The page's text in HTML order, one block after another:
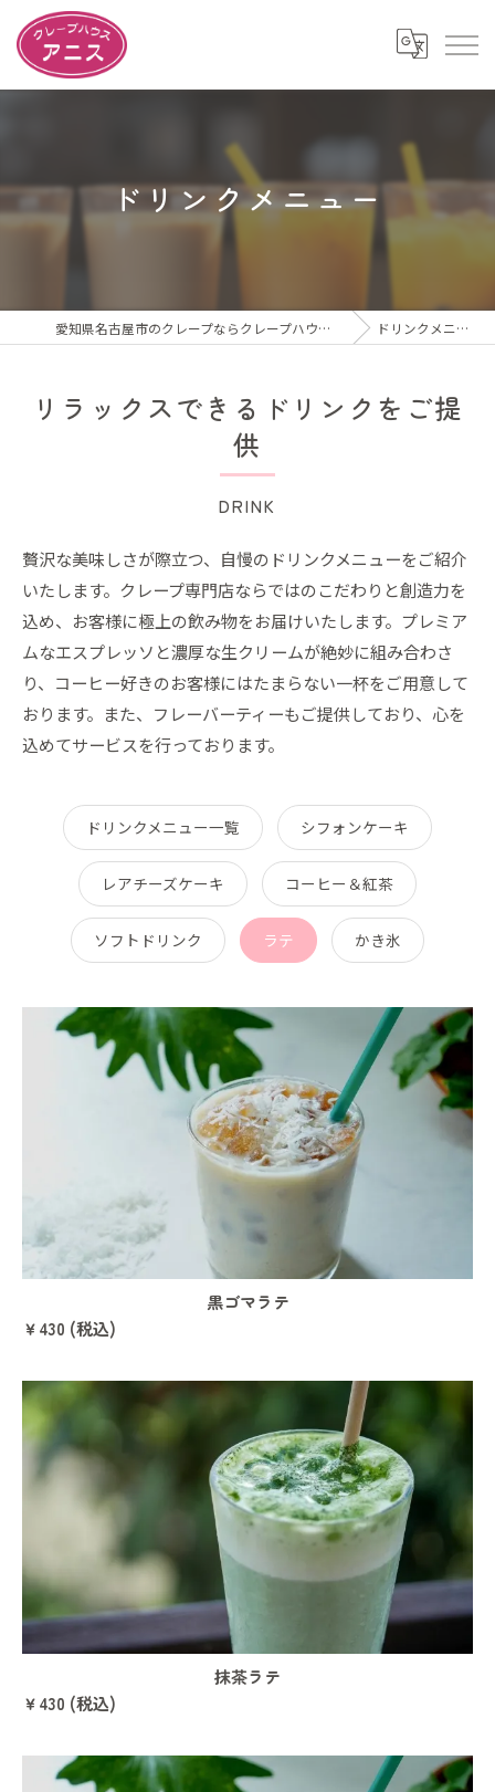
ドリンクメニュー
愛知県名古屋市のクレープならクレープハウスアニス ドリンクメニュー
リラックスできるドリンクをご提
供
DRINK
贅沢な美味しさが際立つ、自慢のドリンクメニューをご紹介
いたします。クレープ専門店ならではのこだわりと創造力を
込め、お客様に極上の飲み物をお届けいたします。プレミア
ムなエスプレッソと濃厚な生クリームが絶妙に組み合わさ
り、コーヒー好きのお客様にはたまらない一杯をご用意して
おります。また、フレーバーティーもご提供しており、心を
込めてサービスを行っております。
ドリンクメニュー一覧 シフォンケーキ
レアチーズケーキ コーヒー＆紅茶
ソフトドリンク ラテ かき氷
黒ゴマラテ
￥430 (税込)
抹茶ラテ
￥430 (税込)